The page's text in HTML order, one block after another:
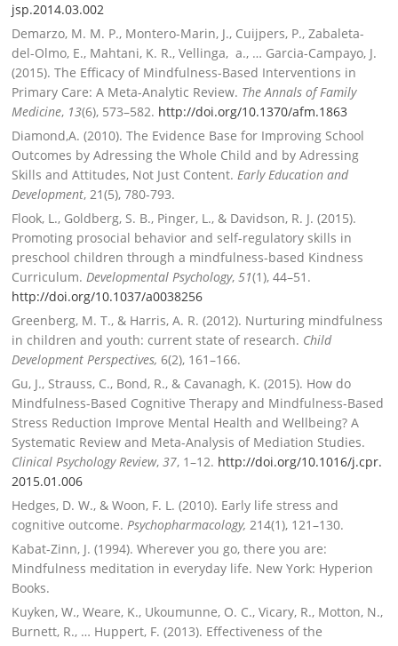
jsp.2014.03.002
Demarzo, M. M. P., Montero-Marin, J., Cuijpers, P., Zabaleta-
del-Olmo, E., Mahtani, K. R., Vellinga, a., … Garcia-Campayo, J.
(2015).The Efficacy of Mindfulness-Based Interventions in
Primary Care: A Meta-Analytic Review. The Annals of Family
Medicine, 13(6), 573–582. http://doi.org/10.1370/afm.1863
Diamond,A. (2010). The Evidence Base for Improving School
Outcomes by Adressing the Whole Child and by Adressing
Skills and Attitudes, Not Just Content.Early Education and
Development, 21(5), 780-793.
Flook, L., Goldberg, S. B., Pinger, L., & Davidson, R. J. (2015).
Promoting prosocial behavior and self-regulatory skills in
preschool children through a mindfulness-based Kindness
Curriculum.Developmental Psychology,51(1), 44–51.
http://doi.org/10.1037/a0038256
Greenberg, M. T., & Harris, A. R. (2012). Nurturing mindfulness
in children and youth: current state of research. Child
Development Perspectives, 6(2), 161–166.
Gu, J., Strauss, C., Bond, R., & Cavanagh, K. (2015). How do
Mindfulness-Based Cognitive Therapy and Mindfulness-Based
Stress Reduction Improve Mental Health and Wellbeing? A
Systematic Review and Meta-Analysis of Mediation Studies.
Clinical Psychology Review,37, 1–12. http://doi.org/10.1016/j.cpr.
2015.01.006
Hedges, D. W., & Woon, F. L. (2010). Early life stress and
cognitive outcome.Psychopharmacology, 214(1), 121–130.
Kabat-Zinn, J. (1994). Wherever you go, there you are:
Mindfulness meditation in everyday life. New York: Hyperion
Books.
Kuyken, W., Weare, K., Ukoumunne, O. C., Vicary, R., Motton, N.,
Burnett, R., … Huppert, F. (2013). Effectiveness of the